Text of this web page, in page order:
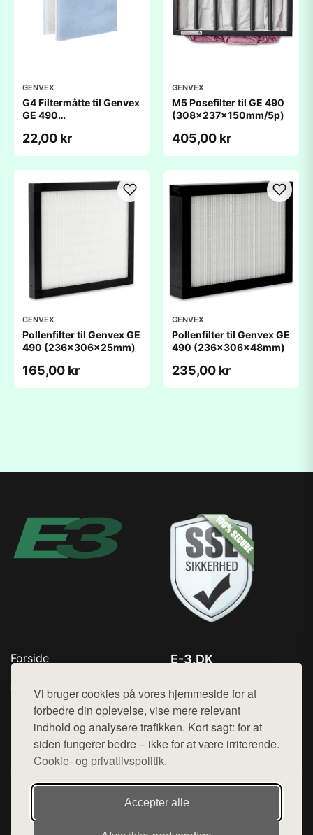
Vi bruger cookies på vores hjemmeside for at
forbedre din oplevelse, vise mere relevant
indhold og analysere trafikken. Kort sagt: for at
siden fungerer bedre – ikke for at være irriterende.
Cookie- og privatlivspolitik.
Accepter alle
GENVEX
G4 Filtermåtte til Genvex
GE 490
22,00 kr
GENVEX
M5 Posefilter til GE 490
(308x237x150mm/5p)
405,00 kr
GENVEX
Pollenfilter til Genvex GE
490 (236x306x25mm)
165,00 kr
GENVEX
Pollenfilter til Genvex GE
490 (236x306x48mm)
235,00 kr
Forside
Top Rabatter
Kontakt
E-3.DK
Mail: hej@want.dk
Cookie- og privatlivspolitik
Denne side er en del af want.dk, der udgiver en række
hjemmesider med præsentation af forskellige produkter fra
diverse webshops. Der sælges ikke varer fra denne side - vi